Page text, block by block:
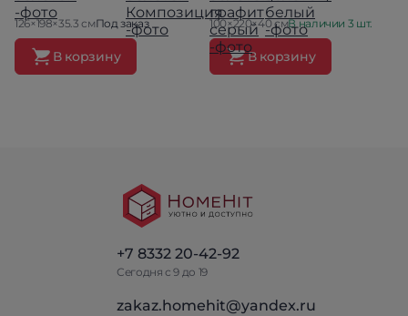
126×198×35.3 смПод заказ
В корзину
100×220×40 смВ наличии 3 шт.
В корзину
+7 8332 20-42-92
Сегодня с 9 до 19
zakaz.homehit@yandex.ru